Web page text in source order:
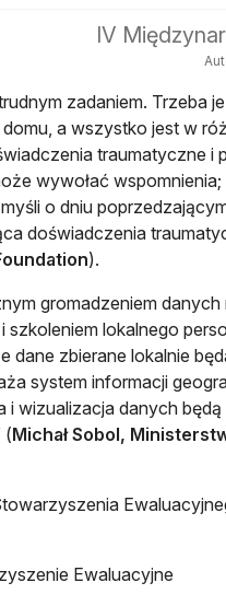
IV
zadaniem. Trzeba
a wszystko jest w
traumatyczne i
wywołać wspomnienia;
o dniu
doświadczenia
).
gromadzeniem danych
lokalnego
dane zbierane lokalnie
system informacji
wizualizacja danych
(Michał Sobol,
Ewaluacyjne